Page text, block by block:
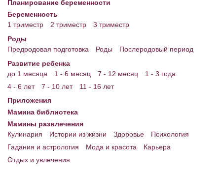
Планирование беременности
Беременность
1 триместр
2 триместр
3 триместр
Роды
Предродовая подготовка
Роды
Послеродовый период
Развитие ребенка
до 1 месяца
1 - 6 месяц 7 - 12 месяц
1 - 3 года
4 - 6 лет
7 - 10 лет
11 - 16 лет
Приложения
Мамина библиотека
Мамины развлечения
Кулинария
Истории из жизни Здоровье
Психология
Гадания и астрология
Мода и красота
Карьера
Отдых и увлечения